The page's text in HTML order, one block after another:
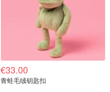
€33.00
青蛙毛绒钥匙扣